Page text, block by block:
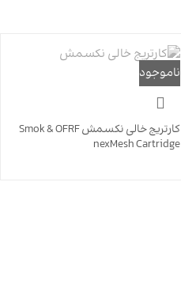
ناموجود
کارتریج خالی نکسمش Smok & OFRF
nexMesh Cartridge